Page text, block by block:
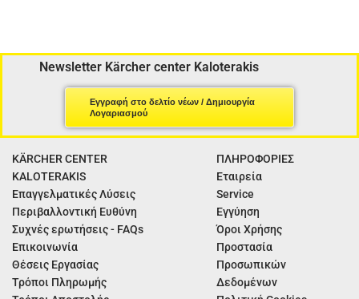
Newsletter Kärcher center Kaloterakis
Εγγραφή στο δελτίο νέων / Δημιουργία
Λογαριασμού
KÄRCHER CENTER
KALOTERAKIS
Επαγγελματικές Λύσεις
Περιβαλλοντική Ευθύνη
Συχνές ερωτήσεις - FAQs
Επικοινωνία
Θέσεις Εργασίας
Τρόποι Πληρωμής
ΠΛΗΡΟΦΟΡΙΕΣ
Εταιρεία
Service
Εγγύηση
Όροι Χρήσης
Προστασία
Προσωπικών
Δεδομένων